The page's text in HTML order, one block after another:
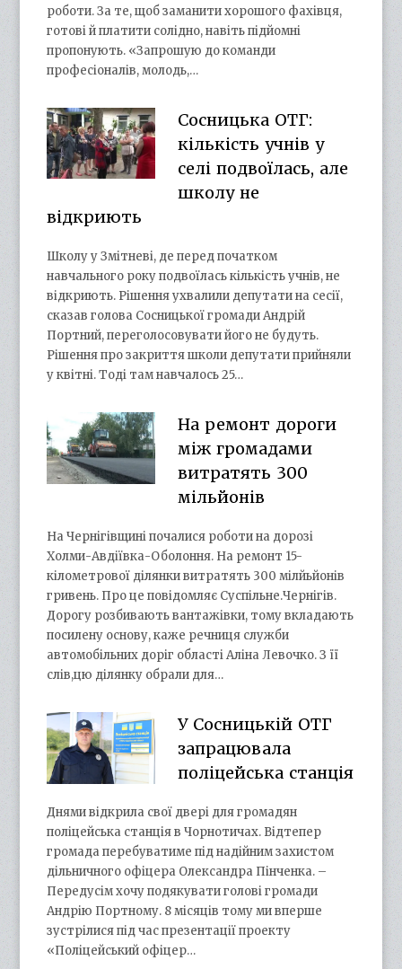
роботи. За те, щоб заманити хорошого фахівця,
готові й платити солідно, навіть підйомні
пропонують. «Запрошую до команди
професіоналів, молодь,…
Сосницька ОТГ:
кількість учнів у
селі подвоїлась, але
школу не
відкриють
Школу у Змітневі, де перед початком
навчального року подвоїлась кількість учнів, не
відкриють. Рішення ухвалили депутати на сесії,
сказав голова Сосницької громади Андрій
Портний, переголосовувати його не будуть.
Рішення про закриття школи депутати прийняли
у квітні. Тоді там навчалось 25…
На ремонт дороги
між громадами
витратять 300
мільйонів
На Чернігівщині почалися роботи на дорозі
Холми-Авдіївка-Оболоння. На ремонт 15-
кілометрової ділянки витратять 300 мілйьйонів
гривень. Про це повідомляє Суспільне.Чернігів.
Дорогу розбивають вантажівки, тому вкладають
посилену основу, каже речниця служби
автомобільних доріг області Аліна Левочко. З її
слів,цю ділянку обрали для…
У Сосницькій ОТГ
запрацювала
поліцейська станція
Днями відкрила свої двері для громадян
поліцейська станція в Чорнотичах. Відтепер
громада перебуватиме під надійним захистом
дільничного офіцера Олександра Пінченка. –
Передусім хочу подякувати голові громади
Андрію Портному. 8 місяців тому ми вперше
зустрілися під час презентації проекту
«Поліцейський офіцер…